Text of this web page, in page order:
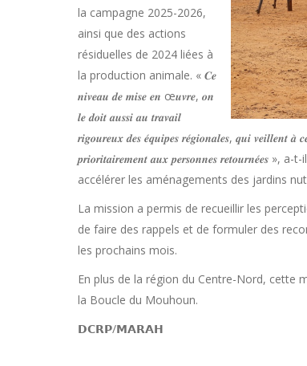
la campagne 2025-2026,
ainsi que des actions
résiduelles de 2024 liées à
la production animale. « 𝑪𝒆
𝒏𝒊𝒗𝒆𝒂𝒖 𝒅𝒆 𝒎𝒊𝒔𝒆 𝒆𝒏 œ𝒖𝒗𝒓𝒆, 𝒐𝒏
𝒍𝒆 𝒅𝒐𝒊𝒕 𝒂𝒖𝒔𝒔𝒊 𝒂𝒖 𝒕𝒓𝒂𝒗𝒂𝒊𝒍
𝒓𝒊𝒈𝒐𝒖𝒓𝒆𝒖𝒙 𝒅𝒆𝒔 𝒆́𝒒𝒖𝒊𝒑𝒆𝒔 𝒓𝒆́𝒈𝒊𝒐𝒏𝒂𝒍𝒆𝒔, 𝒒𝒖𝒊 𝒗𝒆𝒊𝒍𝒍𝒆𝒏𝒕
𝒑𝒓𝒊𝒐𝒓𝒊𝒕𝒂𝒊𝒓𝒆𝒎𝒆𝒏𝒕 𝒂𝒖𝒙 𝒑𝒆𝒓𝒔𝒐𝒏𝒏𝒆𝒔
accélérer les aménagements des jardins
La mission a permis de recueillir les
de faire des rappels et de formuler des
les prochains mois.
En plus de la région du Centre-Nord, cette
la Boucle du Mouhoun.
𝗗𝗖𝗥𝗣/𝗠𝗔𝗥𝗔𝗛